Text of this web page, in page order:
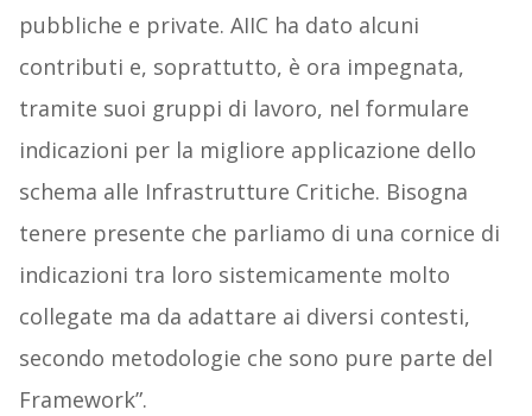
pubbliche e private. AIIC ha dato alcuni
contributi e, soprattutto, è ora impegnata,
tramite suoi gruppi di lavoro, nel formulare
indicazioni per la migliore applicazione dello
schema alle Infrastrutture Critiche. Bisogna
tenere presente che parliamo di una cornice di
indicazioni tra loro sistemicamente molto
collegate ma da adattare ai diversi contesti,
secondo metodologie che sono pure parte del
Framework”.